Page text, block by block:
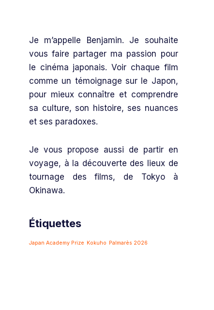
Je m’appelle Benjamin. Je souhaite
vous faire partager ma passion pour
le cinéma japonais. Voir chaque film
comme un témoignage sur le Japon,
pour mieux connaître et comprendre
sa culture, son histoire, ses nuances
et ses paradoxes.
Je vous propose aussi de partir en
voyage, à la découverte des lieux de
tournage des films, de Tokyo à
Okinawa.
Étiquettes
Japan Academy Prize Kokuho Palmarès 2026